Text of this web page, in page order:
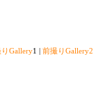
Gallery1 | 前撮りGallery2